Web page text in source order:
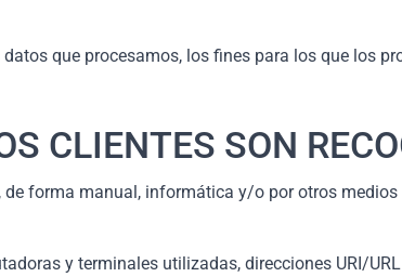
que procesamos, los fines para los que los
CLIENTES SON
forma manual, informática y/o por otros
y terminales utilizadas, direcciones URI/